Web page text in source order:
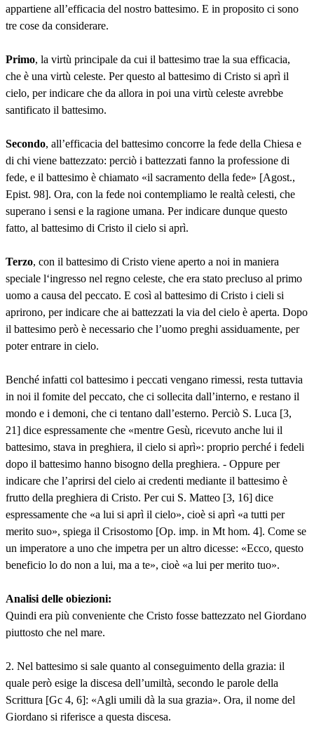
appartiene all’efficacia del nostro battesimo. E in proposito ci sono
tre cose da considerare.
Primo, la virtù principale da cui il battesimo trae la sua efficacia,
che è una virtù celeste. Per questo al battesimo di Cristo si aprì il
cielo, per indicare che da allora in poi una virtù celeste avrebbe
santificato il battesimo.
Secondo, all’efficacia del battesimo concorre la fede della Chiesa e
di chi viene battezzato: perciò i battezzati fanno la professione di
fede, e il battesimo è chiamato «il sacramento della fede» [Agost.,
Epist. 98]. Ora, con la fede noi contempliamo le realtà celesti, che
superano i sensi e la ragione umana. Per indicare dunque questo
fatto, al battesimo di Cristo il cielo si aprì.
Terzo, con il battesimo di Cristo viene aperto a noi in maniera
speciale l‘ingresso nel regno celeste, che era stato precluso al primo
uomo a causa del peccato. E così al battesimo di Cristo i cieli si
aprirono, per indicare che ai battezzati la via del cielo è aperta. Dopo
il battesimo però è necessario che l’uomo preghi assiduamente, per
poter entrare in cielo.
Benché infatti col battesimo i peccati vengano rimessi, resta tuttavia
in noi il fomite del peccato, che ci sollecita dall’interno, e restano il
mondo e i demoni, che ci tentano dall’esterno. Perciò S. Luca [3,
21] dice espressamente che «mentre Gesù, ricevuto anche lui il
battesimo, stava in preghiera, il cielo si aprì»: proprio perché i fedeli
dopo il battesimo hanno bisogno della preghiera. - Oppure per
indicare che l’aprirsi del cielo ai credenti mediante il battesimo è
frutto della preghiera di Cristo. Per cui S. Matteo [3, 16] dice
espressamente che «a lui si aprì il cielo», cioè si aprì «a tutti per
merito suo», spiega il Crisostomo [Op. imp. in Mt hom. 4]. Come se
un imperatore a uno che impetra per un altro dicesse: «Ecco, questo
beneficio lo do non a lui, ma a te», cioè «a lui per merito tuo».
Analisi delle obiezioni:
Quindi era più conveniente che Cristo fosse battezzato nel Giordano
piuttosto che nel mare.
2. Nel battesimo si sale quanto al conseguimento della grazia: il
quale però esige la discesa dell’umiltà, secondo le parole della
Scrittura [Gc 4, 6]: «Agli umili dà la sua grazia». Ora, il nome del
Giordano si riferisce a questa discesa.